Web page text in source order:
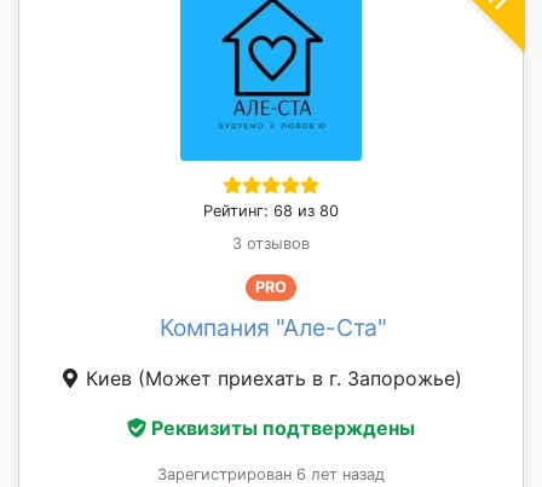
Рейтинг: 68 из 80
3 отзывов
PRO
Компания "Але-Ста"
Киев (Может приехать в г. Запорожье)
Реквизиты подтверждены
Зарегистрирован 6 лет назад